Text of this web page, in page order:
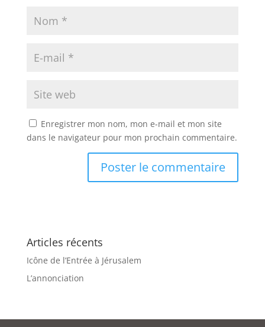
Enregistrer mon nom, mon e-mail et mon site
dans le navigateur pour mon prochain commentaire.
Articles récents
Icône de l’Entrée à Jérusalem
L’annonciation